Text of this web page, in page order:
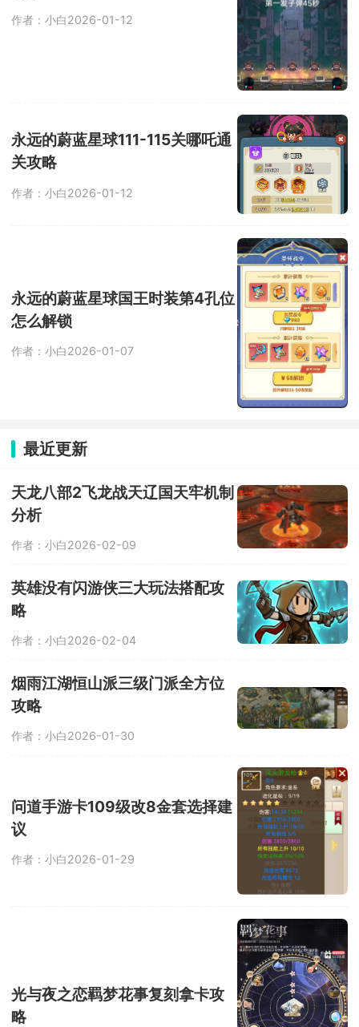
作者：小白2026-01-12
永远的蔚蓝星球111-115关哪吒通
关攻略
作者：小白2026-01-12
永远的蔚蓝星球国王时装第4孔位
怎么解锁
作者：小白2026-01-07
最近更新
天龙八部2飞龙战天辽国天牢机制
分析
作者：小白2026-02-09
英雄没有闪游侠三大玩法搭配攻
略
作者：小白2026-02-04
烟雨江湖恒山派三级门派全方位
攻略
作者：小白2026-01-30
问道手游卡109级改8金套选择建
议
作者：小白2026-01-29
光与夜之恋羁梦花事复刻拿卡攻
略